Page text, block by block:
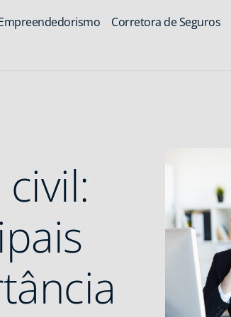
Corretora de Seguros